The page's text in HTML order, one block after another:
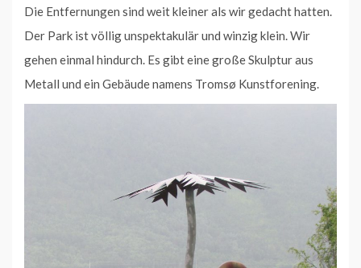
Die Entfernungen sind weit kleiner als wir gedacht hatten.
Der Park ist völlig unspektakulär und winzig klein. Wir
gehen einmal hindurch. Es gibt eine große Skulptur aus
Metall und ein Gebäude namens Tromsø Kunstforening.